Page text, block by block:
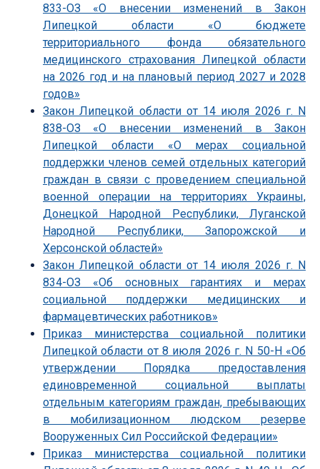
833-ОЗ «О внесении изменений в Закон
Липецкой области «О бюджете
территориального фонда обязательного
медицинского страхования Липецкой области
на 2026 год и на плановый период 2027 и 2028
годов»
Закон Липецкой области от 14 июля 2026 г. N
838-ОЗ «О внесении изменений в Закон
Липецкой области «О мерах социальной
поддержки членов семей отдельных категорий
граждан в связи с проведением специальной
военной операции на территориях Украины,
Донецкой Народной Республики, Луганской
Народной Республики, Запорожской и
Херсонской областей»
Закон Липецкой области от 14 июля 2026 г. N
834-ОЗ «Об основных гарантиях и мерах
социальной поддержки медицинских и
фармацевтических работников»
Приказ министерства социальной политики
Липецкой области от 8 июля 2026 г. N 50-Н «Об
утверждении Порядка предоставления
единовременной социальной выплаты
отдельным категориям граждан, пребывающих
в мобилизационном людском резерве
Вооруженных Сил Российской Федерации»
Приказ министерства социальной политики